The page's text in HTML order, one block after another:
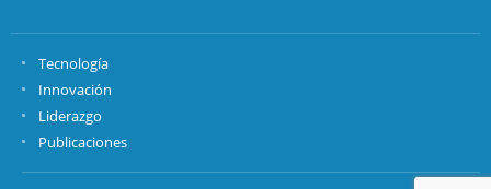
Tecnología
Innovación
Liderazgo
Publicaciones